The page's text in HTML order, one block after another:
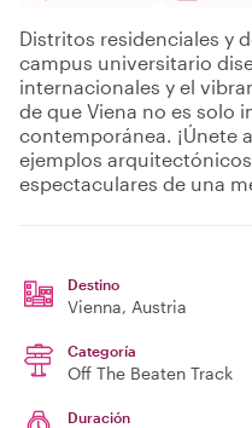
Distritos residenciales y
campus universitario
internacionales y el
de que Viena no es solo
contemporánea. ¡Únete
ejemplos
espectaculares de una
Destino
Vienna, Austria
Categoría
Off The Beaten Track
Duración